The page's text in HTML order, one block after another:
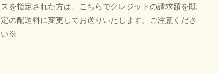
スを指定された方は、こちらでクレジットの請求額を既
定の配送料に変更してお送りいたします。ご注意くださ
い※